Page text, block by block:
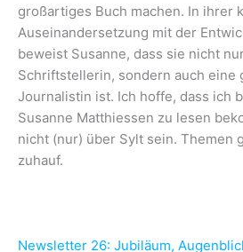
großartiges Buch machen. In ihrer
Auseinandersetzung mit der
beweist Susanne, dass sie nicht
Schriftstellerin, sondern auch eine
Journalistin ist. Ich hoffe, dass ich
Susanne Matthiessen zu lesen
nicht (nur) über Sylt sein. Themen
zuhauf.
Newsletter 26: Jubiläum,